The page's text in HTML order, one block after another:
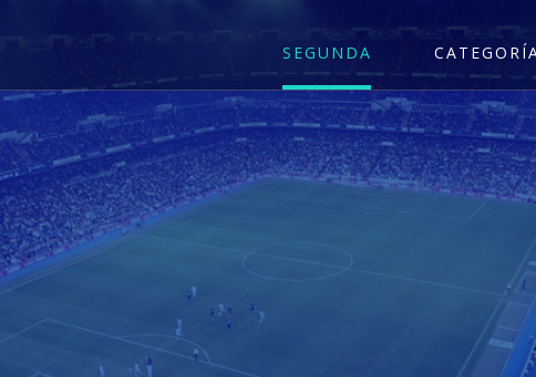
SEGUNDA